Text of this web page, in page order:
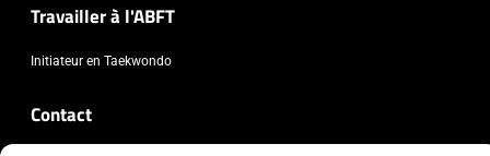
Travailler à l'ABFT
Initiateur en Taekwondo
Contact